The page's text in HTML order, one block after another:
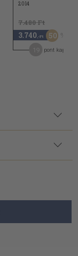
2014
7.480 Ft
3.740 ,-Ft 50
pont kapható